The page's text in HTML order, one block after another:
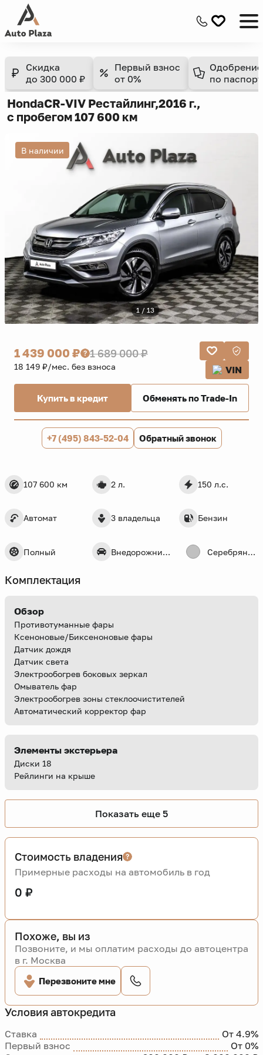
Скидка
до 300 000 ₽
Первый взнос
от 0%
Одобрение
по
HondaCR-VIV Рестайлинг,2016 г.,
с пробегом 107 600 км
В наличии
1 / 13
107 600 км 2 л. 150 л.с.
Автомат 3 владельца Бензин
Полный Внедорожник 5 дв. Серебряный
1 439 000 ₽ 1 689 000 ₽
18 149 ₽/мес. без взноса VIN
Купить в кредит Обменять по Trade-In
+7 (495) 843-52-04 Обратный звонок
Комплектация
Обзор
Противотуманные фары
Ксеноновые/Биксеноновые фары
Датчик дождя
Датчик света
Электрообогрев боковых зеркал
Омыватель фар
Электрообогрев зоны стеклоочистителей
Автоматический корректор фар
Элементы экстерьера
Диски 18
Рейлинги на крыше
Показать еще 5
Условия автокредита
Ставка
От 4.9%
Первый взнос
От 0%
Стоимость владения
Примерные расходы на автомобиль в год
0 ₽
Похоже, вы из
Позвоните, и мы оплатим расходы до автоцентра
в г. Москва
Перезвоните мне